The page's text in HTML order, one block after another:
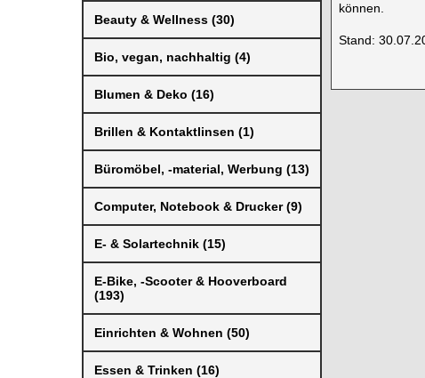
Beauty & Wellness (30)
Bio, vegan, nachhaltig (4)
Blumen & Deko (16)
Brillen & Kontaktlinsen (1)
Büromöbel, -material, Werbung (13)
Computer, Notebook & Drucker (9)
E- & Solartechnik (15)
E-Bike, -Scooter & Hooverboard
(193)
Einrichten & Wohnen (50)
Essen & Trinken (16)
können.
Stand: